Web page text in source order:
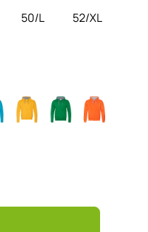
50/L 52/XL